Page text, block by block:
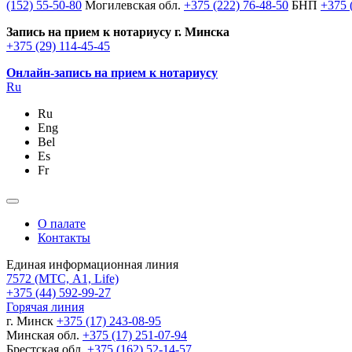
(152) 55-50-80 Могилевская обл. +375 (222) 76-48-50 БНП +375
Запись на прием к нотариусу г. Минска
+375 (29) 114-45-45
Онлайн-запись на прием к нотариусу
Ru
Ru
Eng
Bel
Es
Fr
О палате
Контакты
Единая информационная линия
7572 (МТС, A1, Life)
+375 (44) 592-99-27
Горячая линия
г. Минск +375 (17) 243-08-95
Минская обл. +375 (17) 251-07-94
Брестская обл. +375 (162) 52-14-57